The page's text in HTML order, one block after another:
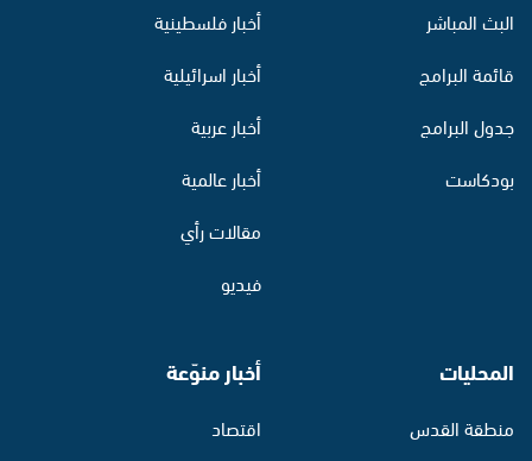
البث المباشر
قائمة البرامج
جدول البرامج
بودكاست
أخبار فلسطينية
أخبار اسرائيلية
أخبار عربية
أخبار عالمية
مقالات رأي
فيديو
المحليات
منطقة القدس
أخبار منوّعة
اقتصاد